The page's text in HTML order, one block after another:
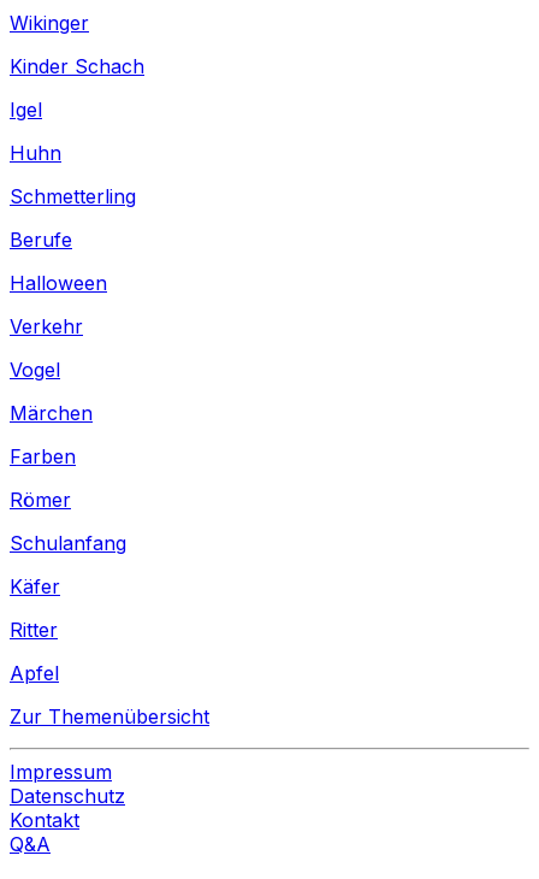
Wikinger
Kinder Schach
Igel
Huhn
Schmetterling
Berufe
Halloween
Verkehr
Vogel
Märchen
Farben
Römer
Schulanfang
Käfer
Ritter
Apfel
Zur Themenübersicht
Impressum
Datenschutz
Kontakt
Q&A